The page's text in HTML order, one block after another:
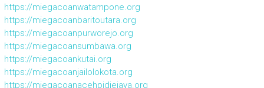
https://miegacoanwatampone.org
https://miegacoanbaritoutara.org
https://miegacoanpurworejo.org
https://miegacoansumbawa.org
https://miegacoankutai.org
https://miegacoanjailolokota.org
https://miegacoanacehpidiejaya.org